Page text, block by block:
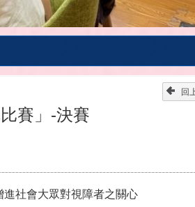
賽」-決賽
回
社會大眾對視障者之關心